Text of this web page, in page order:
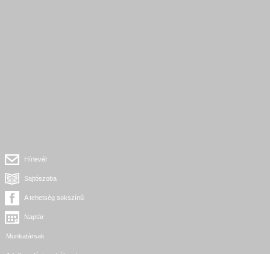
Hírlevél
Sajtószoba
A tehetség sokszínű
Naptár
Munkatársak